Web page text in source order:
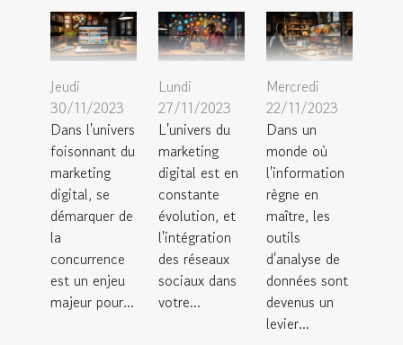
Jeudi
30/11/2023
Dans l'univers
foisonnant du
marketing
digital, se
démarquer de
la
concurrence
est un enjeu
majeur pour...
Lundi
27/11/2023
L'univers du
marketing
digital est en
constante
évolution, et
l'intégration
des réseaux
sociaux dans
votre...
Mercredi
22/11/2023
Dans un
monde où
l'information
règne en
maître, les
outils
d'analyse de
données sont
devenus un
levier...